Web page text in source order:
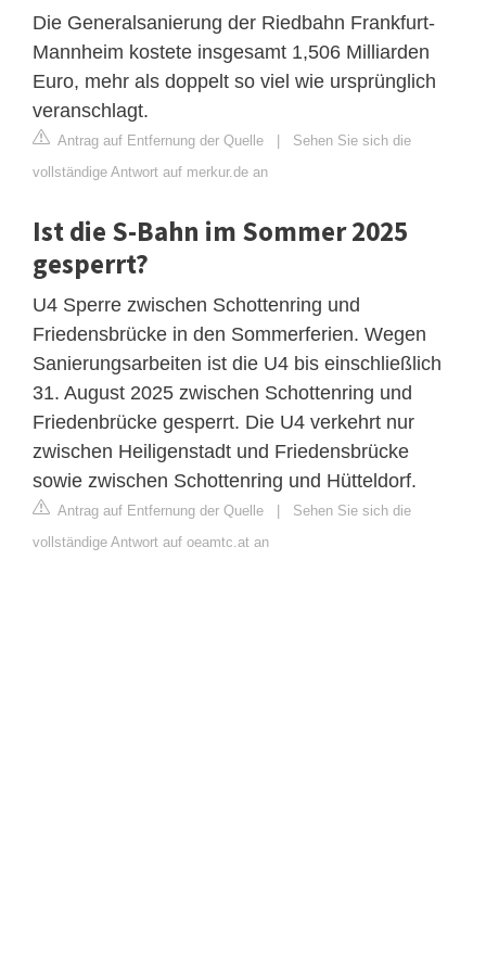
Die Generalsanierung der Riedbahn Frankfurt-
Mannheim kostete insgesamt 1,506 Milliarden
Euro, mehr als doppelt so viel wie ursprünglich
veranschlagt.
Antrag auf Entfernung der Quelle | Sehen Sie sich die
vollständige Antwort auf merkur.de an
Ist die S-Bahn im Sommer 2025
gesperrt?
U4 Sperre zwischen Schottenring und
Friedensbrücke in den Sommerferien. Wegen
Sanierungsarbeiten ist die U4 bis einschließlich
31. August 2025 zwischen Schottenring und
Friedenbrücke gesperrt. Die U4 verkehrt nur
zwischen Heiligenstadt und Friedensbrücke
sowie zwischen Schottenring und Hütteldorf.
Antrag auf Entfernung der Quelle | Sehen Sie sich die
vollständige Antwort auf oeamtc.at an